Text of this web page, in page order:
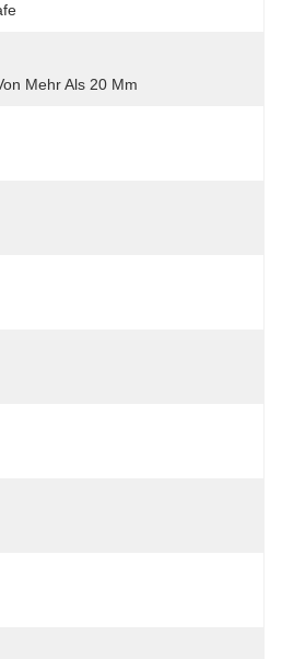
Mehr Als 20 Mm